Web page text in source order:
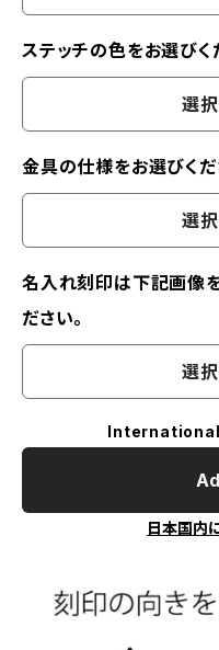
ステッチの色をお選びく
選択
金具の仕様をお選びくだ
選択
名入れ刻印は下記画像
ださい。
選択
日本国内